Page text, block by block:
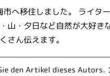
へ移住しました。 ライタ
山・夕日など自然が大好き
さん伝えます。
den Artikel dieses Autors.